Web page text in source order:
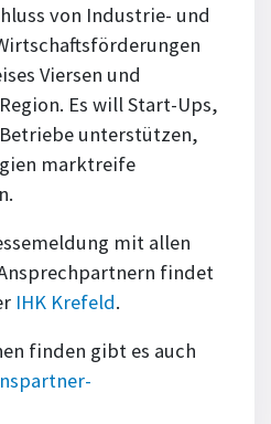
von Industrie- und
Viersen und
Es will Start-Ups,
unterstützen,
marktreife
mit allen
findet
IHK Krefeld.
finden gibt es auch